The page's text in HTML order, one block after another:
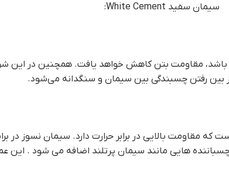
سیمان سفید White Cement:
مقاومت بتن کاهش خواهد یافت. همچنین در این
رفتن چسبندگی بین سیمان و سنگدانه می‌شود.
مقاومت بالایی در برابر حرارت دارد. سیمان نسوز در
هایی مانند سیمان پرتلند اضافه می شود . این